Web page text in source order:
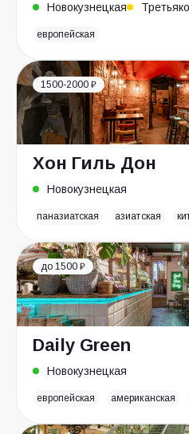
Новокузнецкая
европейская
1500-2000 ₽
Хон Гиль Дон
Новокузнецкая
паназиатская азиатская
до 1500 ₽
Daily Green
Новокузнецкая
европейская американская